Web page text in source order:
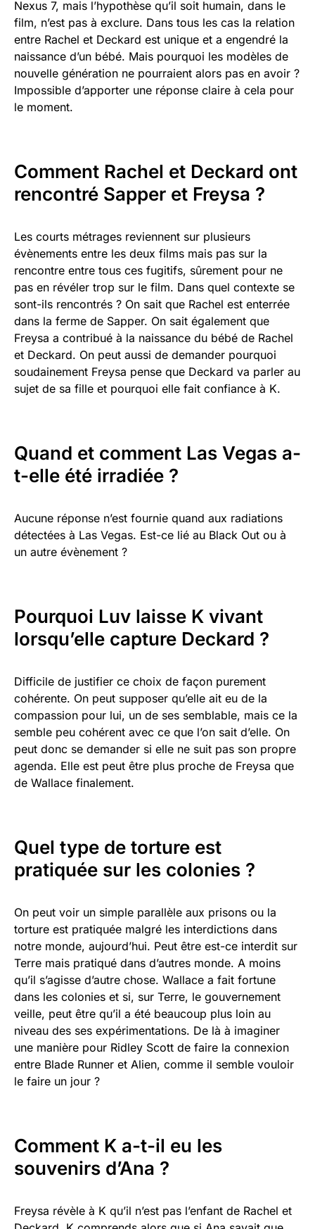
Nexus 7, mais l’hypothèse qu’il soit humain, dans le
film, n’est pas à exclure. Dans tous les cas la relation
entre Rachel et Deckard est unique et a engendré la
naissance d’un bébé. Mais pourquoi les modèles de
nouvelle génération ne pourraient alors pas en avoir ?
Impossible d’apporter une réponse claire à cela pour
le moment.
Comment Rachel et Deckard ont
rencontré Sapper et Freysa ?
Les courts métrages reviennent sur plusieurs
évènements entre les deux films mais pas sur la
rencontre entre tous ces fugitifs, sûrement pour ne
pas en révéler trop sur le film. Dans quel contexte se
sont-ils rencontrés ? On sait que Rachel est enterrée
dans la ferme de Sapper. On sait également que
Freysa a contribué à la naissance du bébé de Rachel
et Deckard. On peut aussi de demander pourquoi
soudainement Freysa pense que Deckard va parler au
sujet de sa fille et pourquoi elle fait confiance à K.
Quand et comment Las Vegas a-
t-elle été irradiée ?
Aucune réponse n’est fournie quand aux radiations
détectées à Las Vegas. Est-ce lié au Black Out ou à
un autre évènement ?
Pourquoi Luv laisse K vivant
lorsqu’elle capture Deckard ?
Difficile de justifier ce choix de façon purement
cohérente. On peut supposer qu’elle ait eu de la
compassion pour lui, un de ses semblable, mais ce la
semble peu cohérent avec ce que l’on sait d’elle. On
peut donc se demander si elle ne suit pas son propre
agenda. Elle est peut être plus proche de Freysa que
de Wallace finalement.
Quel type de torture est
pratiquée sur les colonies ?
On peut voir un simple parallèle aux prisons ou la
torture est pratiquée malgré les interdictions dans
notre monde, aujourd’hui. Peut être est-ce interdit sur
Terre mais pratiqué dans d’autres monde. A moins
qu’il s’agisse d’autre chose. Wallace a fait fortune
dans les colonies et si, sur Terre, le gouvernement
veille, peut être qu’il a été beaucoup plus loin au
niveau des ses expérimentations. De là à imaginer
une manière pour Ridley Scott de faire la connexion
entre Blade Runner et Alien, comme il semble vouloir
le faire un jour ?
Comment K a-t-il eu les
souvenirs d’Ana ?
Freysa révèle à K qu’il n’est pas l’enfant de Rachel et